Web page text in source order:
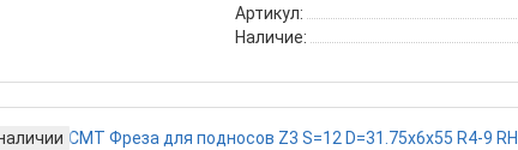
Артикул:
Наличие: